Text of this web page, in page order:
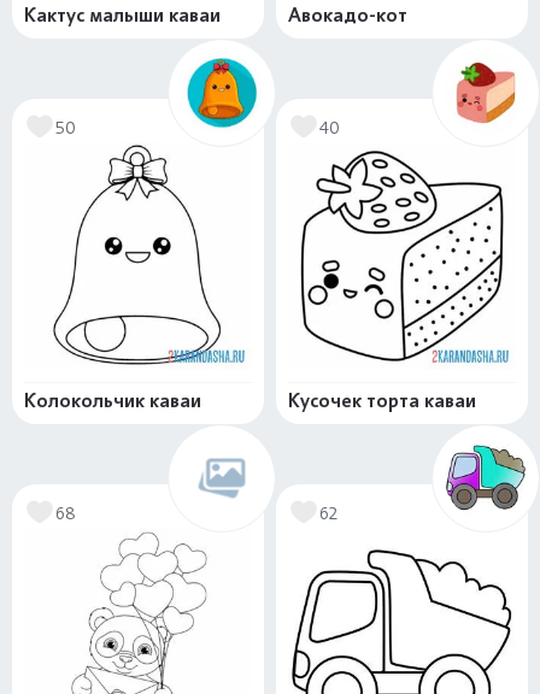
Кактус малыши каваи Авокадо-кот
50
Колокольчик каваи
40
Кусочек торта каваи
68 62